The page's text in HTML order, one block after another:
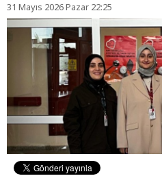
31 Mayıs 2026 Pazar 22:25